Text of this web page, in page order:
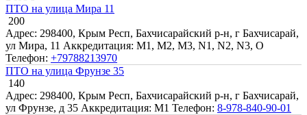
ПТО на улица Мира 11
200
Адрес: 298400, Крым Респ, Бахчисарайский р-н, г Бахчисарай,
ул Мира, 11 Аккредитация: M1, M2, M3, N1, N2, N3, O
Телефон: +79788213970
ПТО на улица Фрунзе 35
140
Адрес: 298400, Крым Респ, Бахчисарайский р-н, г Бахчисарай,
ул Фрунзе, д 35 Аккредитация: M1 Телефон: 8-978-840-90-01